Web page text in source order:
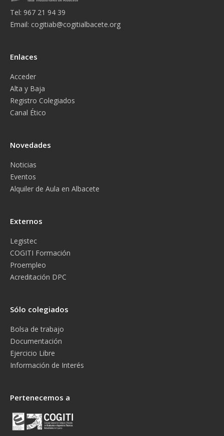
Tel: 967 21 94 39
Email: cogitiab@cogitialbacete.org
Enlaces
Acceder
Alta y Baja
Registro Colegiados
Canal Ético
Novedades
Noticias
Eventos
Alquiler de Aula en Albacete
Externos
Legistec
COGITI Formación
Proempleo
Acreditación DPC
Sólo colegiados
Bolsa de trabajo
Documentación
Ejercicio Libre
Información de Interés
Pertenecemos a